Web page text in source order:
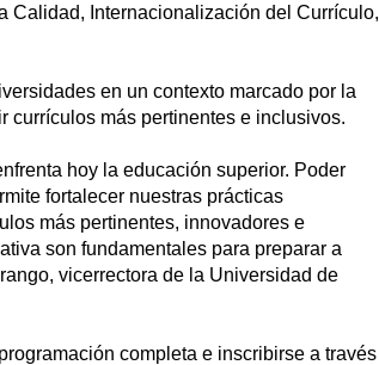
Calidad, Internacionalización del Currículo,
en un contexto marcado por la
currículos más pertinentes e inclusivos.
hoy la educación superior. Poder
fortalecer nuestras prácticas
más pertinentes, innovadores e
son fundamentales para preparar a
vicerrectora de la Universidad de
completa e inscribirse a través